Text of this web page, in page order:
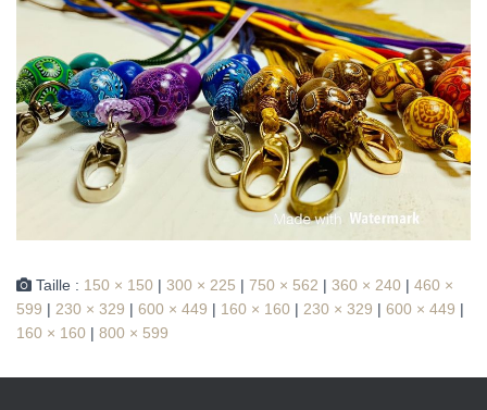
Taille : 150 × 150 | 300 × 225 | 750 × 562 | 360 × 240 | 460 ×
599 | 230 × 329 | 600 × 449 | 160 × 160 | 230 × 329 | 600 × 449 |
160 × 160 | 800 × 599